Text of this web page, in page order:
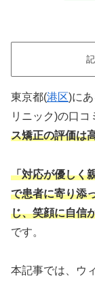
東京都(港区)に
リニック)の口コ
ス矯正の評価は
「対応が優しく
で患者に寄り添
じ、笑顔に自信
です。
本記事では、ウ